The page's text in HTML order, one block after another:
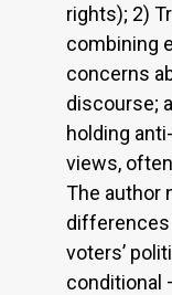
rights); 2)
combining
concerns
discourse;
holding
views,
The author
differences
voters’
conditional